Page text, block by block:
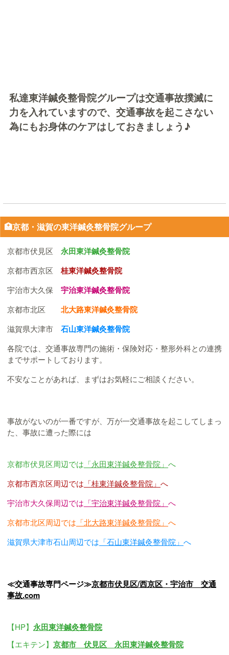
私達東洋鍼灸整骨院グループは交通事故撲滅に
力を入れていますので、交通事故を起こさない
為にもお身体のケアはしておきましょう♪
🏥京都・滋賀の東洋鍼灸整骨院グループ
京都市伏見区 永田東洋鍼灸整骨院
京都市西京区 桂東洋鍼灸整骨院
宇治市大久保 宇治東洋鍼灸整骨院
京都市北区 北大路東洋鍼灸整骨院
滋賀県大津市 石山東洋鍼灸整骨院
各院では、交通事故専門の施術・保険対応・整形外科との連携
までサポートしております。
不安なことがあれば、まずはお気軽にご相談ください。
事故がないのが一番ですが、万が一交通事故を起こしてしまっ
た、事故に遭った際には
京都市伏見区周辺では 「永田東洋鍼灸整骨院」 へ
京都市西京区周辺では 「桂東洋鍼灸整骨院」 へ
宇治市大久保周辺では 「宇治東洋鍼灸整骨院」 へ
京都市北区周辺では 「北大路東洋鍼灸整骨院」 へ
滋賀県大津市石山周辺では 「石山東洋鍼灸整骨院」 へ
≪交通事故専門ページ≫京都市伏見区/西京区・宇治市 交通
事故.com
【HP】 永田東洋鍼灸整骨院
【エキテン】 京都市 伏見区 永田東洋鍼灸整骨院